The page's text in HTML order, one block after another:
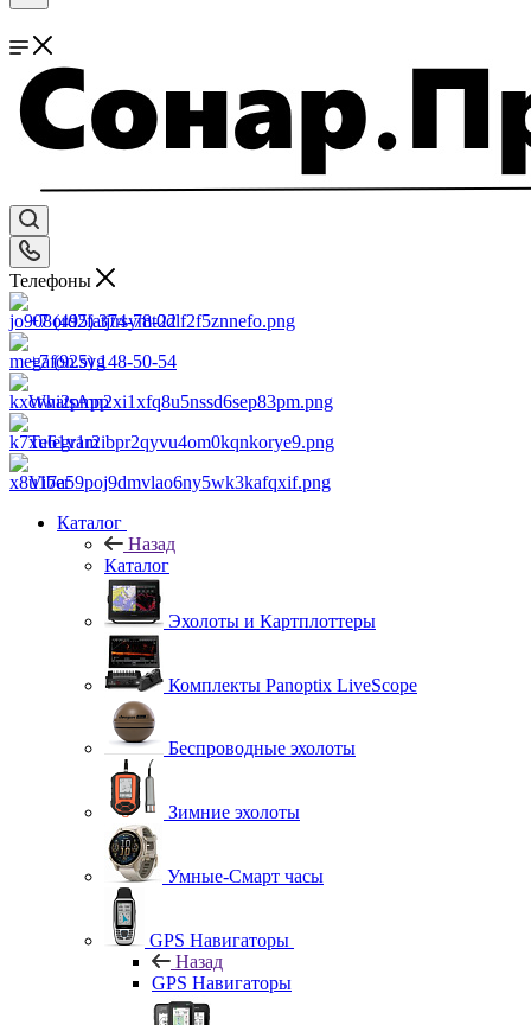
Телефоны
+7 (495) 374-78-22
+7 (925) 148-50-54
WhatsApp
Telegram
Viber
Каталог
Назад
Каталог
Эхолоты и Картплоттеры
Комплекты Panoptix LiveScope
Беспроводные эхолоты
Зимние эхолоты
Умные-Смарт часы
GPS Навигаторы
Назад
GPS Навигаторы